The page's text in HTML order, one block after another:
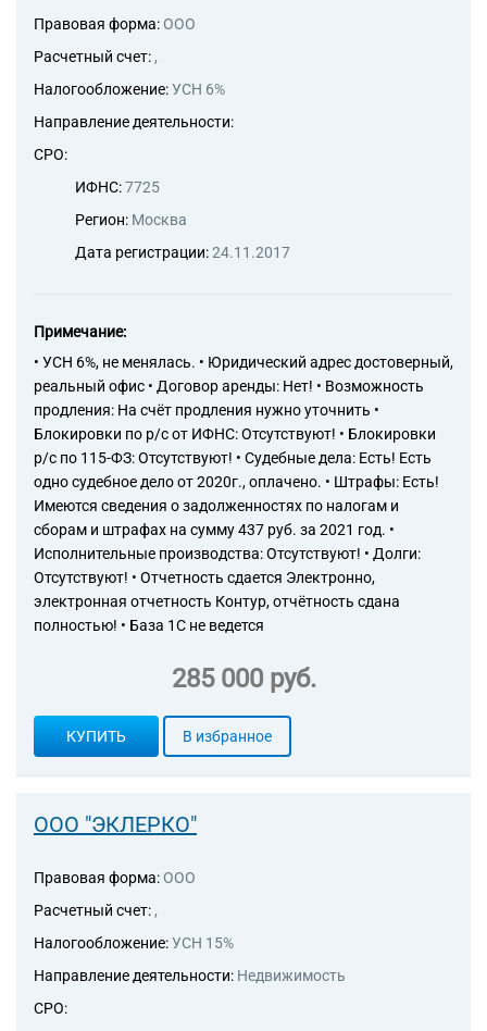
Правовая форма: ООО
Расчетный счет: ,
Налогообложение:УСН 6%
Направление деятельности:
СРО:
ИФНС:7725
Регион: Москва
Дата регистрации:24.11.2017
Примечание:
• УСН 6%, не менялась. • Юридический адрес достоверный,
реальный офис • Договор аренды: Нет! • Возможность
продления: На счёт продления нужно уточнить •
Блокировки по р/с от ИФНС: Отсутствуют! • Блокировки
р/с по 115-ФЗ: Отсутствуют! • Судебные дела: Есть! Есть
одно судебное дело от 2020г., оплачено. • Штрафы: Есть!
Имеются сведения о задолженностях по налогам и
сборам и штрафах на сумму 437 руб. за 2021 год. •
Исполнительные производства: Отсутствуют! • Долги:
Отсутствуют! • Отчетность сдается Электронно,
электронная отчетность Контур, отчётность сдана
полностью! • База 1С не ведется
285 000 руб.
КУПИТЬ В избранное
ООО "ЭКЛЕРКО"
Правовая форма: ООО
Расчетный счет: ,
Налогообложение:УСН 15%
Направление деятельности: Недвижимость
СРО: